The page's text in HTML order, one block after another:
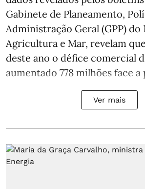
Gabinete de Planeamento,
Administração Geral (GPP)
Agricultura e Mar, revelam
deste ano o défice comercial
aumentado 778 milhões face a
Ver mais